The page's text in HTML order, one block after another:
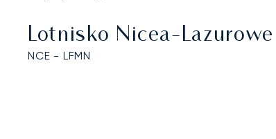
Lotnisko Nicea-
NCE - LFMN